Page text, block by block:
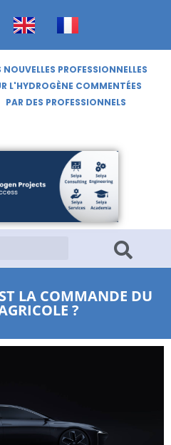
NOUVELLES PROFESSIONNELLES
L'HYDROGÈNE COMMENTÉES
PAR DES PROFESSIONNELS
LA COMMANDE DU
?